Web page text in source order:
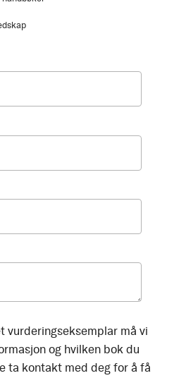
vurderingseksemplar må vi
og hvilken bok du
ta kontakt med deg for å få